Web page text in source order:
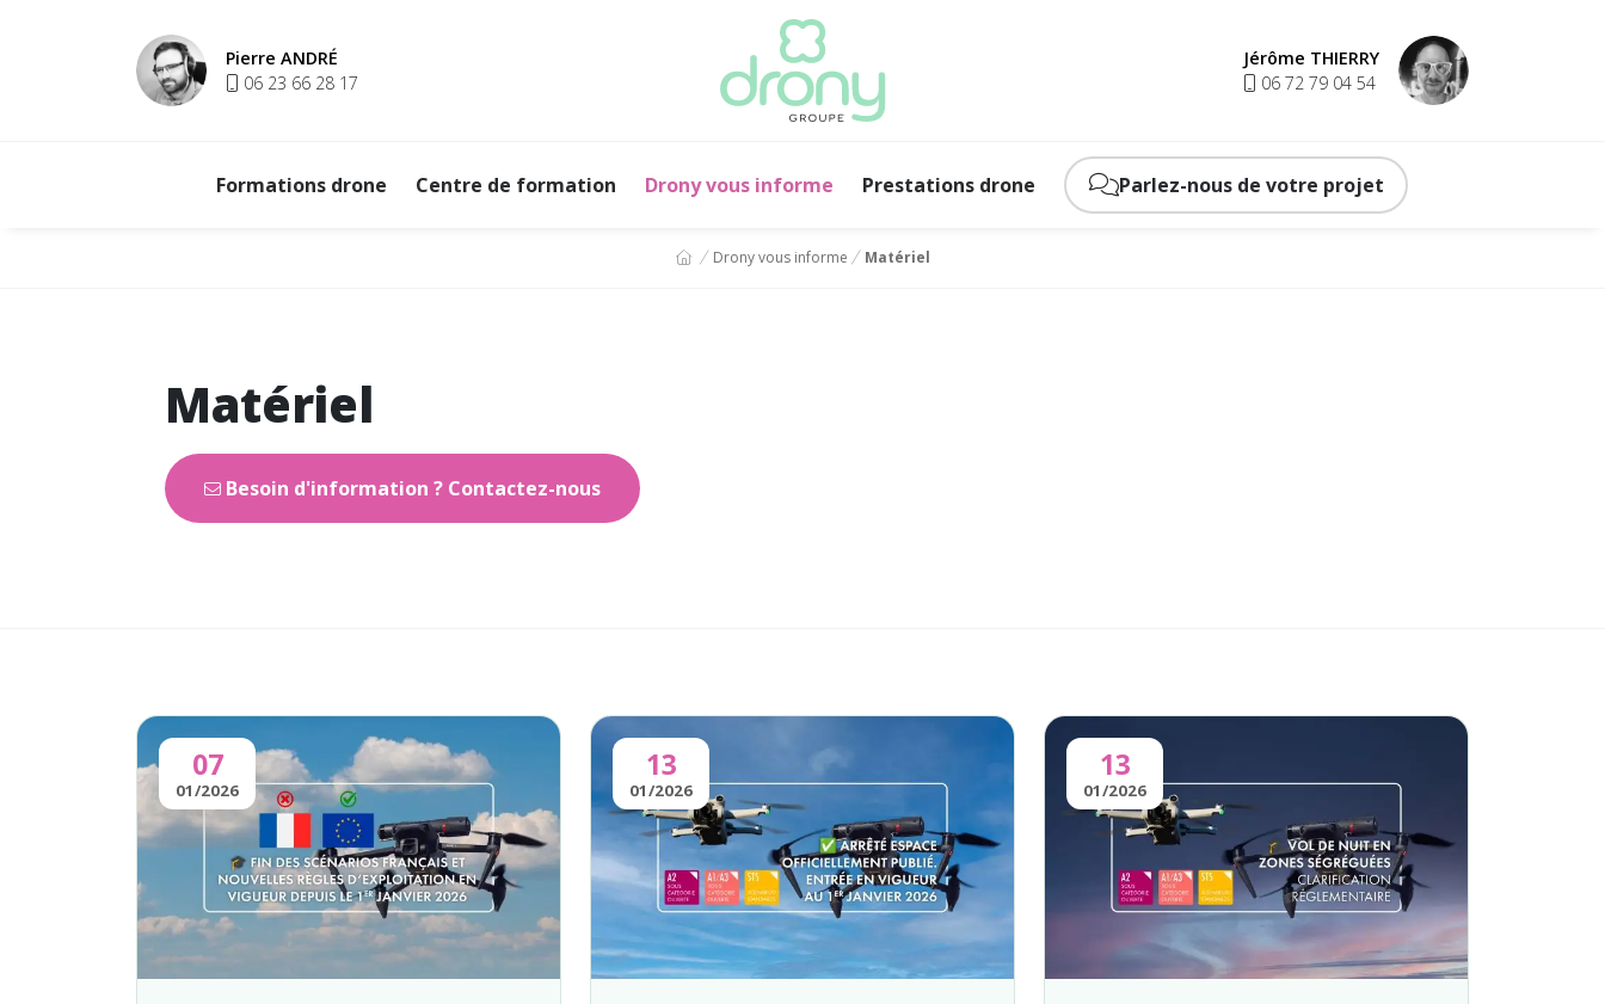
Pierre ANDRÉ
06 23 66 28 17
Jérôme THIERRY
06 72 79 04 54
Formations drone Centre de formation Drony vous informe Prestations drone Parlez-nous de votre projet
Drony vous informe Matériel
Matériel
Besoin d'information ? Contactez-nous
07
01/2026
13
01/2026
13
01/2026